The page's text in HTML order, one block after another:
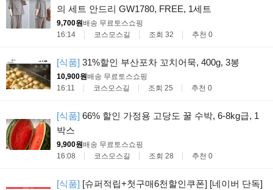
의 세트 안드리 GW1780, FREE, 1세트
9,700원배송 무료토스쇼핑
16:14
코스모스길 조회 32 추천 0
[식품] 31%할인 부산포차 꼬치어묵, 400g, 3봉
10,900원배송 무료토스쇼핑
16:11
코스모스길 조회 25 추천 0
[식품] 66% 할인 가정용 고당도 꿀 수박, 6-8kg급, 1
박스
9,900원배송 무료토스쇼핑
16:08
코스모스길 조회 28 추천 0
[식품] [슈퍼적립+첫구매6천할인쿠폰] [네이버 단독]